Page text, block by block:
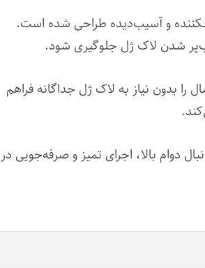
و آسیب‌دیده طراحی شده است.
شدن لاک ژل جلوگیری شود.
بدون نیاز به لاک ژل جداگانه فراهم
دوام بالا، اجرای تمیز و صرفه‌جویی در